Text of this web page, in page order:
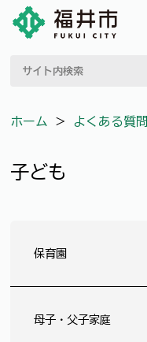
ホーム ＞ よくある質問
子ども
保育園
母子・父子家庭